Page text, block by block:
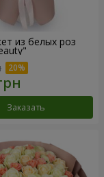
из белых роз
Заказать